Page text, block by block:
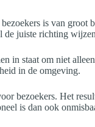
is van
juiste richting
staat om niet
in de omgeving.
bezoekers. Het
is dan ook